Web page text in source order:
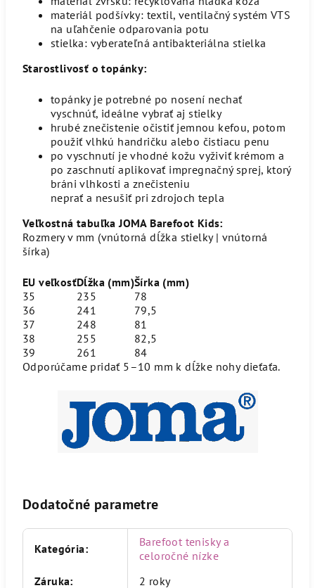
materiál podšívky: textil, ventilačný systém VTS
na uľahčenie odparovania potu
stielka: vyberateľná antibakteriálna stielka
Starostlivosť o topánky:
topánky je potrebné po nosení nechať
vyschnúť, ideálne vybrať aj stielky
hrubé znečistenie očistiť jemnou kefou, potom
použiť vlhkú handričku alebo čistiacu penu
po vyschnutí je vhodné kožu vyživiť krémom a
po zaschnutí aplikovať impregnačný sprej, ktorý
bráni vlhkosti a znečisteniu
neprať a nesušiť pri zdrojoch tepla
Veľkostná tabuľka JOMA Barefoot Kids:
Rozmery v mm (vnútorná dĺžka stielky | vnútorná
šírka)
EU veľkosťDĺžka (mm)Šírka (mm)
35
235
78
36
241
79,5
37
248
81
38
255
82,5
39
261
84
Odporúčame pridať 5–10 mm k dĺžke nohy dieťaťa.
Dodatočné parametre
Kategória:
Barefoot tenisky a
celoročné nízke
Záruka: 2 roky